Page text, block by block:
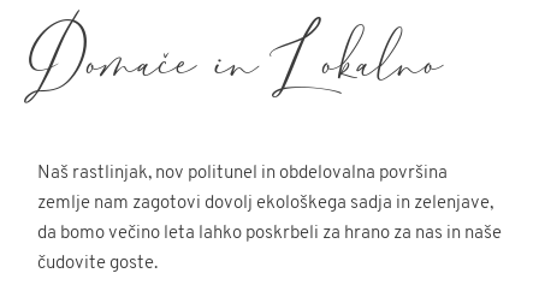
Domače in Lokalno
Naš rastlinjak, nov politunel in obdelovalna površina
zemlje nam zagotovi dovolj ekološkega sadja in zelenjave,
da bomo večino leta lahko poskrbeli za hrano za nas in naše
čudovite goste.